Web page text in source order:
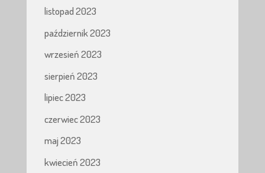
listopad 2023
październik 2023
wrzesień 2023
sierpień 2023
lipiec 2023
czerwiec 2023
maj 2023
kwiecień 2023